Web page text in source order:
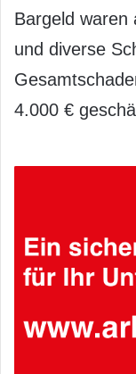
Bargeld waren
und diverse
4.000 €